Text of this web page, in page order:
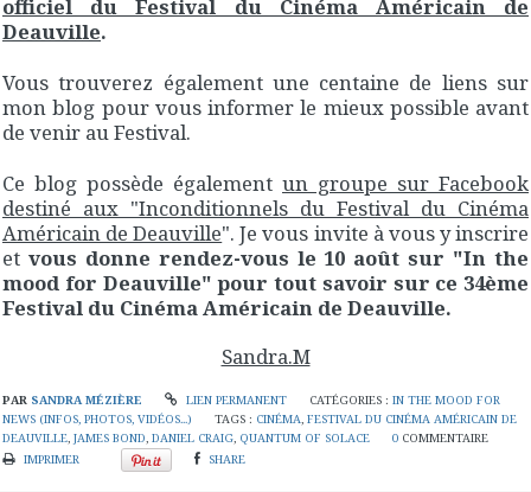
officiel du Festival du Cinéma Américain de
Deauville.
Vous trouverez également une centaine de liens sur
mon blog pour vous informer le mieux possible avant
de venir au Festival.
Ce blog possède également un groupe sur Facebook
destiné aux "Inconditionnels du Festival du Cinéma
Américain de Deauville". Je vous invite à vous y inscrire
et vous donne rendez-vous le 10 août sur "In the
mood for Deauville" pour tout savoir sur ce 34ème
Festival du Cinéma Américain de Deauville.
Sandra.M
PAR SANDRA MÉZIÈRE LIEN PERMANENT CATÉGORIES :IN THE MOOD FOR
NEWS (INFOS, PHOTOS, VIDÉOS...)
TAGS : CINÉMA,FESTIVAL DU CINÉMA AMÉRICAIN DE
DEAUVILLE, JAMES BOND, DANIEL CRAIG, QUANTUM OF SOLACE 0 COMMENTAIRE
IMPRIMER
SHARE